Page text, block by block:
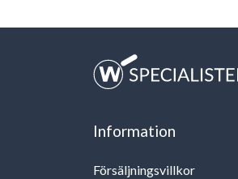
Information
Försäljningsvillkor